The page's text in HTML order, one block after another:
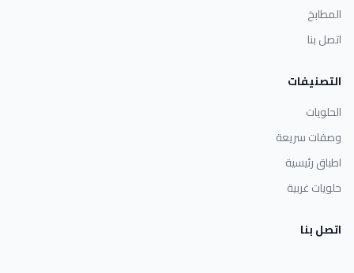
المطابخ
اتصل بنا
التصنيفات
الحلويات
وصفات سريعة
اطباق رئيسية
حلويات غربية
اتصل بنا